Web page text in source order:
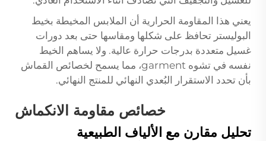
يعني هذا المقاومة الحرارية أن الملابس المخيطة بخيط
البوليستر تحافظ على شكلها ومقاسها حتى بعد دورات
غسيل متعددة بدرجات حرارة عالية. ولا يساهم الخيط
نفسه في تشوه garment، مما يسمح لخصائص القماش
بأن تحدد الاستقرار البُعدي النهائي للمنتج النهائي.
خصائص مقاومة الانكماش
تحليل مقارن مع الألياف الطبيعية